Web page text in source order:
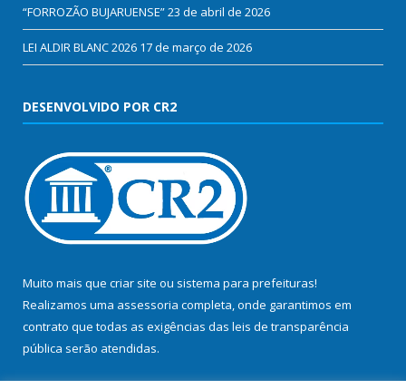
“FORROZÃO BUJARUENSE”23 de abril de 2026
LEI ALDIR BLANC 2026 17 de março de 2026
DESENVOLVIDO POR CR2
Muito mais que criar site ou sistema para prefeituras!
Realizamos uma assessoria completa, onde garantimos em
contrato que todas as exigências das leis de transparência
pública serão atendidas.